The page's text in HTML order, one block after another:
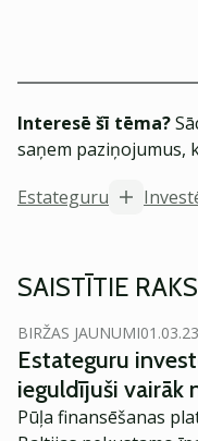
Interesē šī tēma?
saņem paziņojumus,
Estateguru
SAISTĪTIE
BIRŽAS JAUNUMI
Estateguru
ieguldījuši vairāk
Pūļa finansēšanas